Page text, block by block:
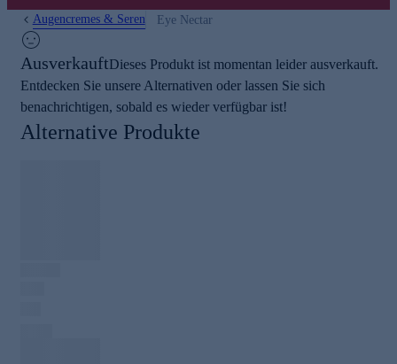
Augencremes & Seren Eye Nectar
AusverkauftDieses Produkt ist momentan leider ausverkauft.
Entdecken Sie unsere Alternativen oder lassen Sie sich
benachrichtigen, sobald es wieder verfügbar ist!
Alternative Produkte